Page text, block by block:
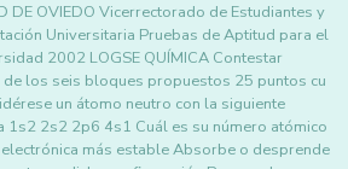
DE OVIEDO Vicerrectorado de Estudiantes y
Universitaria Pruebas de Aptitud para el
2002 LOGSE QUÍMICA Contestar
de los seis bloques propuestos 25 puntos cu
un átomo neutro con la siguiente
1s2 2s2 2p6 4s1 Cuál es su número atómico
más estable Absorbe o desprende